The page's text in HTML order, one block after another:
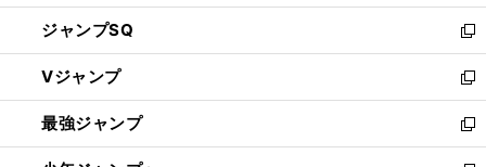
し
い
ウ
ィ
ン
ド
ウ
ジャンプSQ
新
し
い
ウ
ィ
ン
Vジャンプ
新
し
い
ウ
最強ジャンプ
新
し